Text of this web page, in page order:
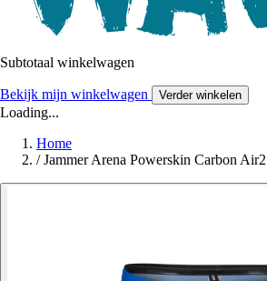
Subtotaal winkelwagen
Bekijk mijn winkelwagen Verder winkelen
Loading...
Home
/ Jammer Arena Powerskin Carbon Air2